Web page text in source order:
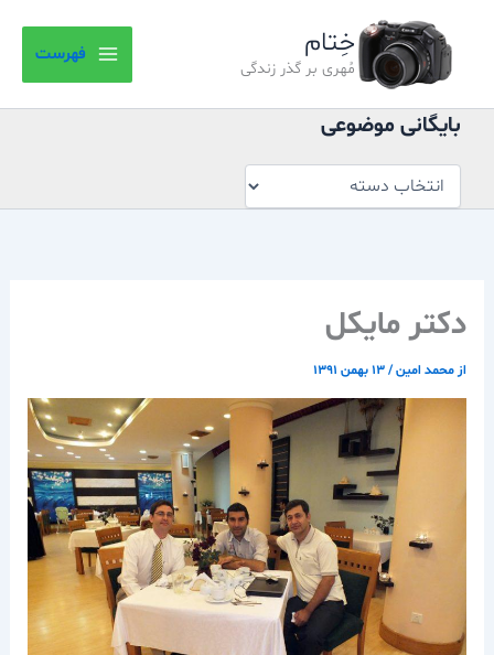
خِتام
مُهری بر گذر زندگی
فهرست
بایگانی موضوعی
موضوعی
دکتر مایکل
از محمد امین/۱۳ بهمن ۱۳۹۱